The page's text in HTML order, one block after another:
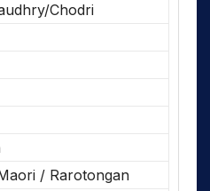
Chodri
/ Rarotongan